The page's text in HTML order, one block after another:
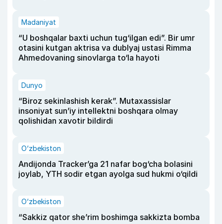
Madaniyat
“U boshqalar baxti uchun tug‘ilgan edi”. Bir umr
otasini kutgan aktrisa va dublyaj ustasi Rimma
Ahmedovaning sinovlarga to‘la hayoti
Dunyo
“Biroz sekinlashish kerak”. Mutaxassislar
insoniyat sun’iy intellektni boshqara olmay
qolishidan xavotir bildirdi
O‘zbekiston
Andijonda Tracker’ga 21 nafar bog‘cha bolasini
joylab, YTH sodir etgan ayolga sud hukmi o‘qildi
O‘zbekiston
“Sakkiz qator she’rim boshimga sakkizta bomba